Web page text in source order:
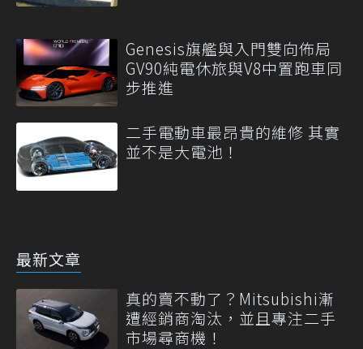
Genesis旗艦與入門雙向佈局
GV90純電休旅與V8中置跑車同
步推進
二手電動車最昂貴的維修 其實
並不是大電池！
最新文章
真的賣不動了？Mitsubishi漸
遭經銷商淘汰，並且專注二手
市場尋商機！